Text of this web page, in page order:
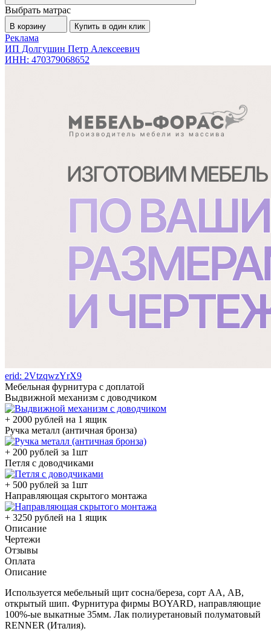
Выбрать матрас
В корзину Купить в один клик
Реклама
ИП Долгушин Петр Алексеевич
ИНН: 470379068652
erid: 2VtzqwzYrX9
Мебельная фурнитура с доплатой
Выдвижной механизм с доводчиком
+ 2000 рублей на 1 ящик
Ручка металл (античная бронза)
+ 200 рублей за 1шт
Петля с доводчиками
+ 500 рублей за 1шт
Направляющая скрытого монтажа
+ 3250 рублей на 1 ящик
Описание
Чертежи
Отзывы
Оплата
Описание
Используется мебельный щит сосна/береза, сорт АА, АВ,
открытый шип. Фурнитура фирмы BOYARD, направляющие
100%-ые выкатные 35мм. Лак полиуретановый полуматовый
RENNER (Италия).